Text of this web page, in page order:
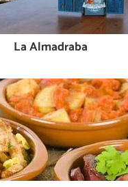
La Almadraba